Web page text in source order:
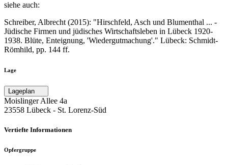
siehe auch:
Schreiber, Albrecht (2015): "Hirschfeld, Asch und Blumenthal ... -
Jüdische Firmen und jüdisches Wirtschaftsleben in Lübeck 1920-
1938. Blüte, Enteignung, 'Wiedergutmachung'." Lübeck: Schmidt-
Römhild, pp. 144 ff.
Lage
Moislinger Allee 4a
23558 Lübeck ‐ St. Lorenz-Süd
Vertiefte Informationen
Opfergruppe